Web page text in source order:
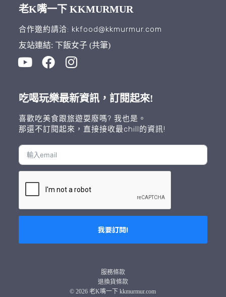
老K嘴一下 KKMURMUR
合作邀約請洽: kkfood@kkmurmur.com
友站連結: 下飯女子 (共筆)
吃喝玩樂最新資訊，訂閱起來!
喜歡吃美食跟旅遊耍廢嗎? 我也是。
那還不訂閱起來，直接接收最chill的資訊!
我要訂閱!
© 2026 老K嘴一下 kkmurmur.com
退換貨條款
服務條款